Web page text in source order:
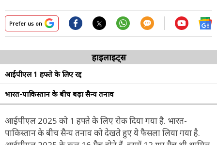
Prefer us on
हाइलाइट्स
आईपीएल 1 हफ्ते के लिए रद्द
भारत-पाकिस्तान के बीच बढ़ा सैन्य तनाव
आईपीएल 2025 को 1 हफ्ते के लिए रोक दिया गया है. भारत-
पाकिस्तान के बीच सैन्य तनाव को देखते हुए ये फैसला लिया गया है.